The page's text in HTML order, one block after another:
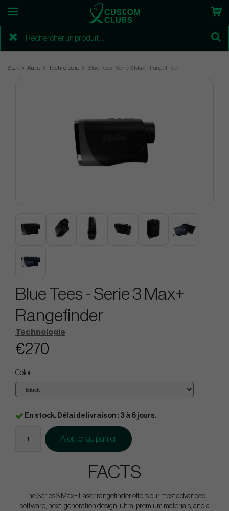
Start Autre Technologie Blue Tees - Serie 3 Max+ Rangefinder
Blue Tees - Serie 3 Max+
Rangefinder
Technologie
€270
Color
En stock. Délai de livraison : 3 à 6 jours.
Ajouter au panier
FACTS
The Series 3 Max+ Laser rangefinder offers our most advanced
software, next-generation design, ultra-premium materials, and a